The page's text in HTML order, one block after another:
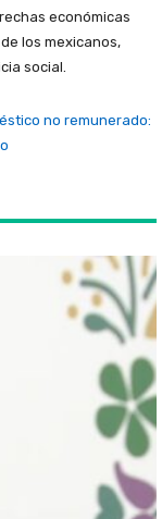
económicas
los mexicanos,
social.
no remunerado: